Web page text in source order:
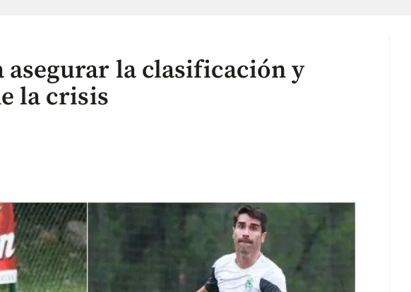
la clasificación y
la crisis